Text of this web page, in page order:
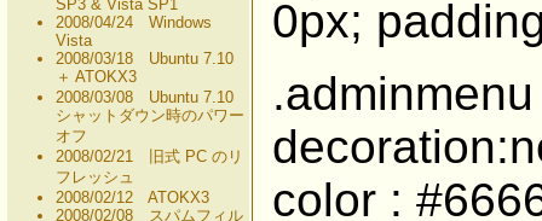
0px;
color :
SP3 & Vista SP1
2008/04/24 Windows
Vista
2008/03/18 Ubuntu 7.10
＋ ATOKX3
2008/03/08 Ubuntu 7.10
シャットダウン時のパワー
オフ
2008/02/21 旧式 PC のリ
フレッシュ
2008/02/12 ATOKX3
2008/02/08 スパムフィル